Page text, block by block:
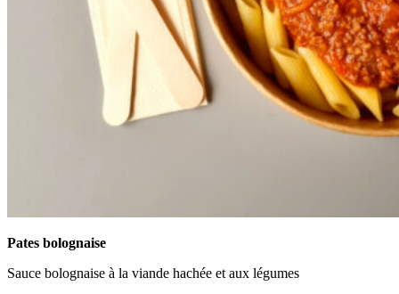
Pates bolognaise
Sauce bolognaise à la viande hachée et aux légumes